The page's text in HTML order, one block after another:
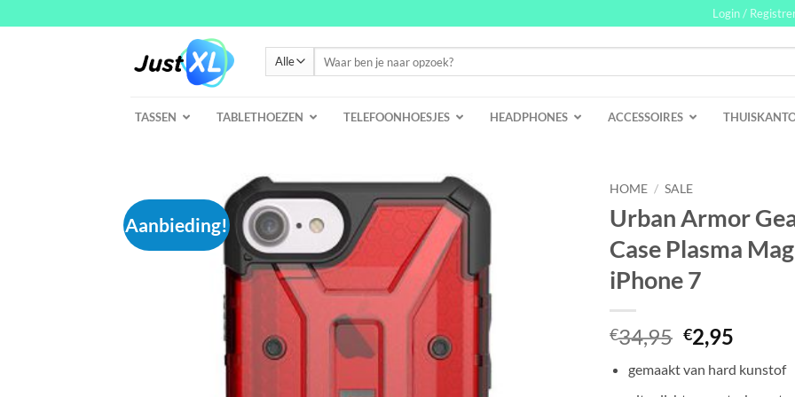
naar
Login /
TASSEN TABLETHOEZEN TELEFOONHOESJES HEADPHONES ACCESSOIRES
Aanbieding!
HOME / SALE
Urban Armor
Case Plasma
iPhone 7
€34,95
prijs
was:
€2,95
is:
gemaakt van hard kunstof